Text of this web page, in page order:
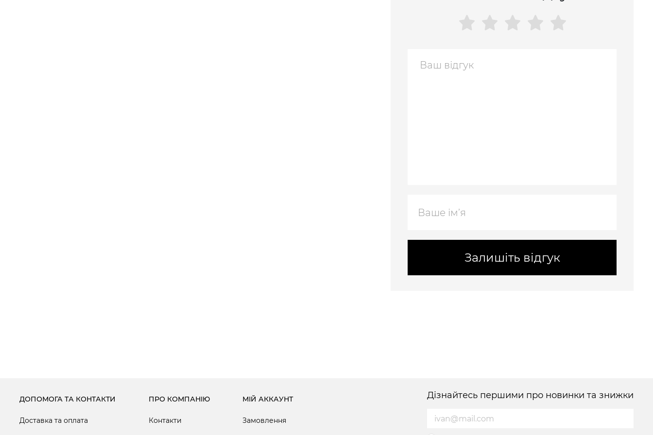
Залишіть відгук
ДОПОМОГА ТА КОНТАКТИ
Доставка та оплата
ПРО КОМПАНІЮ
Контакти
МІЙ АККАУНТ
Замовлення
Дізнайтесь першими про новинки та знижки